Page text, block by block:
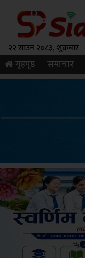
२२ साउन २०८३, शुक्रबार
गृहपृष्ठ समाचार